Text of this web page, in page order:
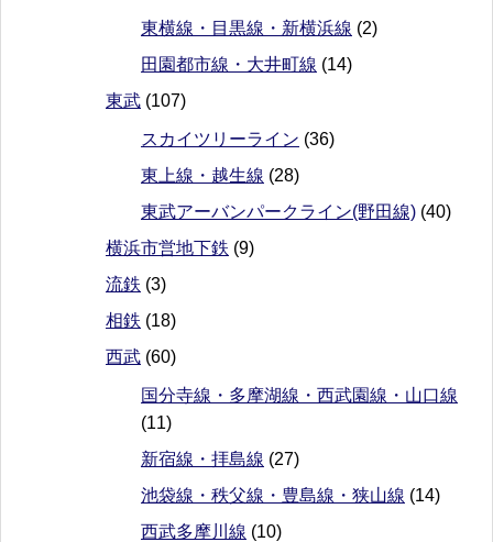
東横線・目黒線・新横浜線 (2)
田園都市線・大井町線 (14)
東武 (107)
スカイツリーライン (36)
東上線・越生線 (28)
東武アーバンパークライン(野田線) (40)
横浜市営地下鉄 (9)
流鉄 (3)
相鉄 (18)
西武 (60)
国分寺線・多摩湖線・西武園線・山口線
(11)
新宿線・拝島線 (27)
池袋線・秩父線・豊島線・狭山線 (14)
西武多摩川線 (10)